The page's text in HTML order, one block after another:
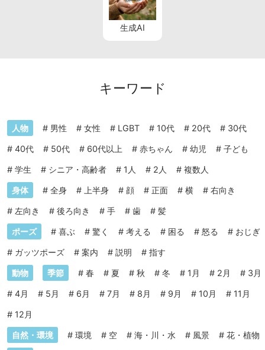
生成AI
キーワード
人物 # 男性 # 女性 # LGBT # 10代 # 20代 # 30代
# 40代 # 50代 # 60代以上 # 赤ちゃん # 幼児 # 子ども
# 学生 # シニア・高齢者 # 1人 # 2人 # 複数人
身体 # 全身 # 上半身 # 顔 # 正面 # 横 # 右向き
# 左向き # 後ろ向き # 手 # 歯 # 髪
ポーズ # 喜ぶ # 驚く # 考える # 困る # 怒る # おじぎ
# ガッツポーズ # 案内 # 説明 # 指す
動物 季節 # 春 # 夏 # 秋 # 冬 # 1月 # 2月 # 3月
# 4月 # 5月 # 6月 # 7月 # 8月 # 9月 # 10月 # 11月
# 12月
自然・環境 # 環境 # 空 # 海・川・水 # 風景 # 花・植物